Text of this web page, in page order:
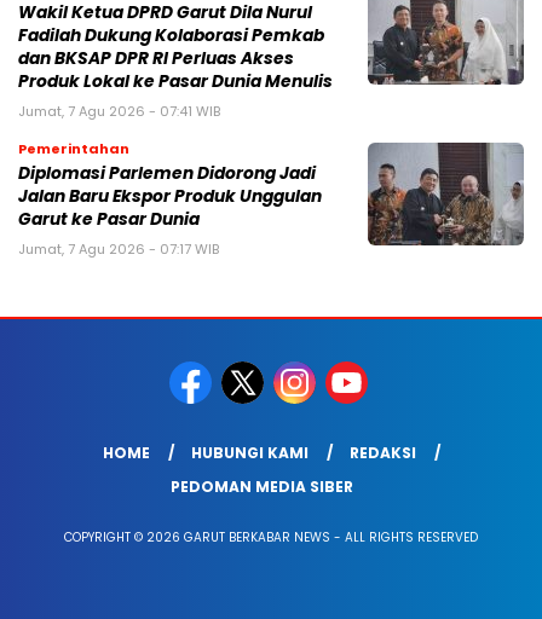
Wakil Ketua DPRD Garut Dila Nurul
Fadilah Dukung Kolaborasi Pemkab
dan BKSAP DPR RI Perluas Akses
Produk Lokal ke Pasar Dunia Menulis
Jumat, 7 Agu 2026 - 07:41 WIB
Pemerintahan
Diplomasi Parlemen Didorong Jadi
Jalan Baru Ekspor Produk Unggulan
Garut ke Pasar Dunia
Jumat, 7 Agu 2026 - 07:17 WIB
HOME HUBUNGI KAMI
REDAKSI
PEDOMAN MEDIA SIBER
COPYRIGHT © 2026 GARUT BERKABAR NEWS - ALL RIGHTS RESERVED